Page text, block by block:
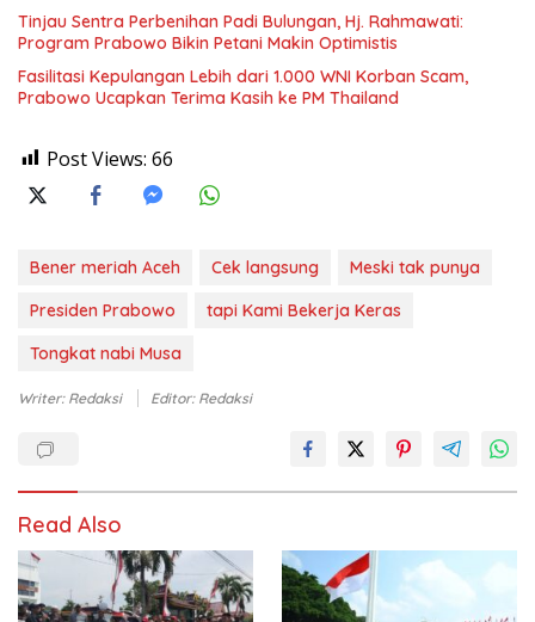
Tinjau Sentra Perbenihan Padi Bulungan, Hj. Rahmawati:
Program Prabowo Bikin Petani Makin Optimistis
Fasilitasi Kepulangan Lebih dari 1.000 WNI Korban Scam,
Prabowo Ucapkan Terima Kasih ke PM Thailand
Post Views: 66
Bener meriah Aceh Cek langsung
Meski tak punya
Presiden Prabowo
tapi Kami Bekerja Keras
Tongkat nabi Musa
Writer: Redaksi Editor: Redaksi
Read Also